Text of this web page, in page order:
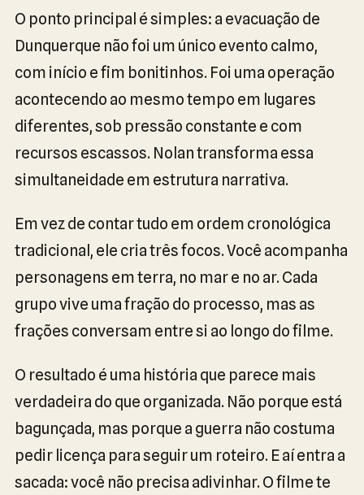
O ponto principal é simples: a evacuação de
Dunquerque não foi um único evento calmo,
com início e fim bonitinhos. Foi uma operação
acontecendo ao mesmo tempo em lugares
diferentes, sob pressão constante e com
recursos escassos. Nolan transforma essa
simultaneidade em estrutura narrativa.
Em vez de contar tudo em ordem cronológica
tradicional, ele cria três focos. Você acompanha
personagens em terra, no mar e no ar. Cada
grupo vive uma fração do processo, mas as
frações conversam entre si ao longo do filme.
O resultado é uma história que parece mais
verdadeira do que organizada. Não porque está
bagunçada, mas porque a guerra não costuma
pedir licença para seguir um roteiro. E aí entra a
sacada: você não precisa adivinhar. O filme te